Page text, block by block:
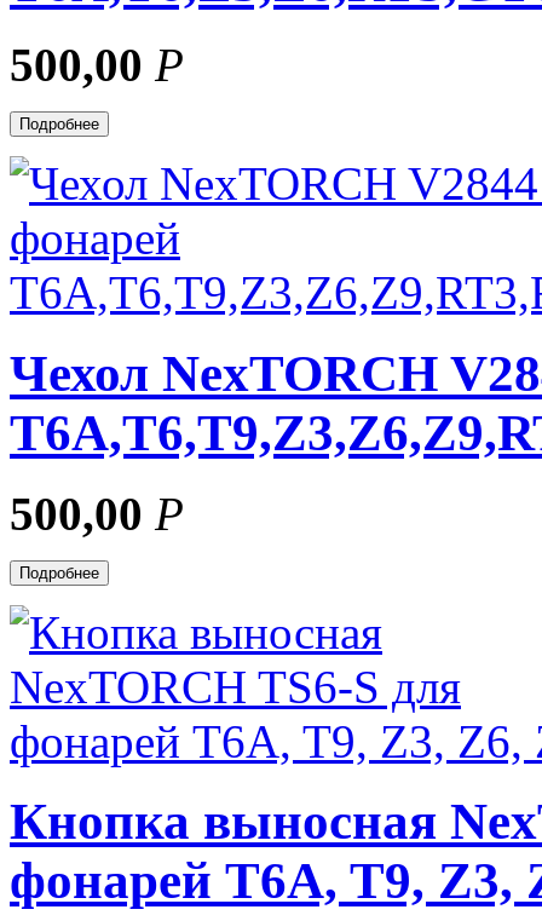
500,00 Р
Подробнее
Чехол NexTORCH
500,00 Р
Подробнее
Кнопка выносная
фонарей T6A, T9, Z3,